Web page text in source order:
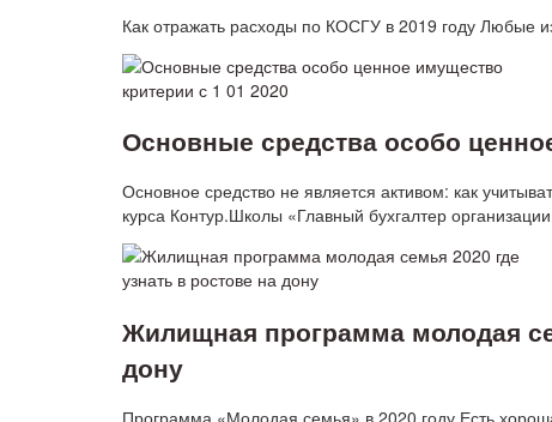
Как отражать расходы по КОСГУ в 2019 году Любые
Основные средства особо
Основное средство не является активом: как
курса Контур.Школы «Главный бухгалтер
Жилищная программа молодая
дону